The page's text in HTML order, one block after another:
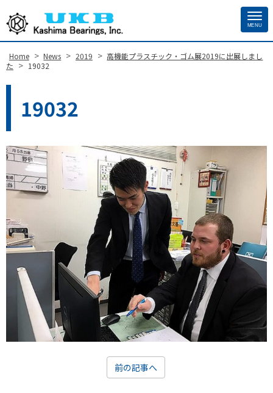
MENU
Home > News > 2019 > 高機能プラスチック・ゴム展2019に出展しまし
た > 19032
19032
前の記事へ
Site
Footer